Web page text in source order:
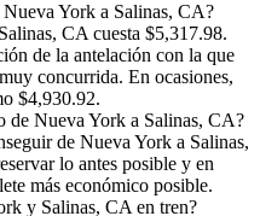
York a Salinas, CA?
CA cuesta $5,317.98.
de la antelación con la que
concurrida. En ocasiones,
$4,930.92.
de Nueva York a Salinas, CA?
de Nueva York a Salinas,
lo antes posible y en
más económico posible.
y Salinas, CA en tren?